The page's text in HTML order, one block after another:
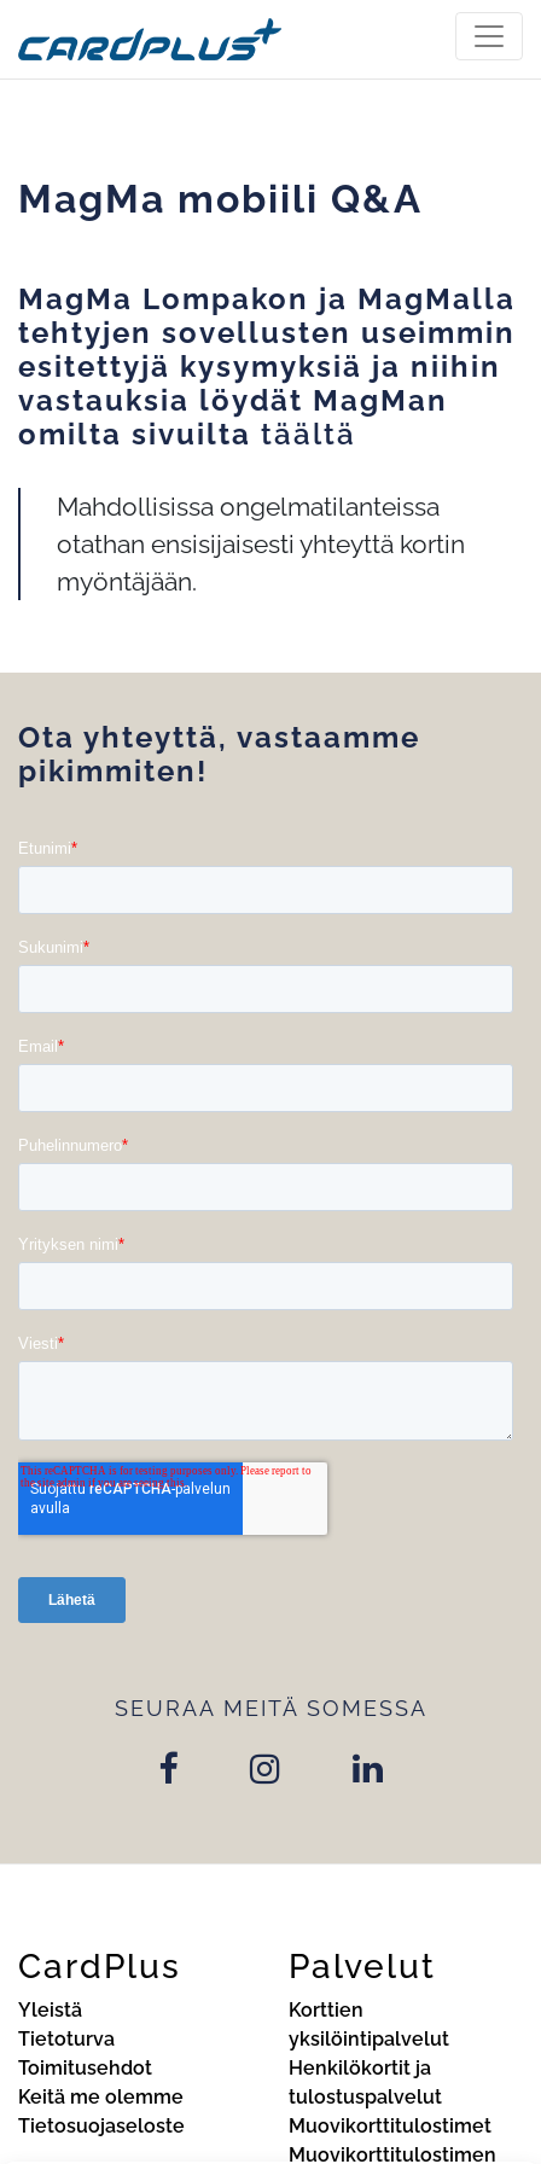
MagMa mobiili Q&A
MagMa Lompakon ja MagMalla
tehtyjen sovellusten useimmin
esitettyjä kysymyksiä ja niihin
vastauksia löydät MagMan
omilta sivuilta täältä
Mahdollisissa ongelmatilanteissa
otathan ensisijaisesti yhteyttä kortin
myöntäjään.
Ota yhteyttä, vastaamme
pikimmiten!
SEURAA MEITÄ SOMESSA
CardPlus
Yleistä
Tietoturva
Toimitusehdot
Keitä me olemme
Tietosuojaseloste
Palvelut
Korttien
yksilöintipalvelut
Henkilökortit ja
tulostuspalvelut
Muovikorttitulostimet
Muovikorttitulostimen